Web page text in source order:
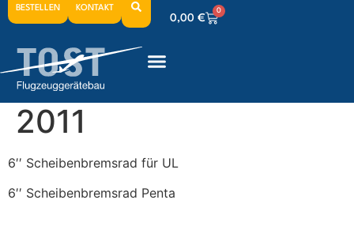
BESTELLEN KONTAKT
0,00 €
0
0,00€ 0
0,00€ 0
2011
6′′ Scheibenbremsrad für UL
6′′ Scheibenbremsrad Penta